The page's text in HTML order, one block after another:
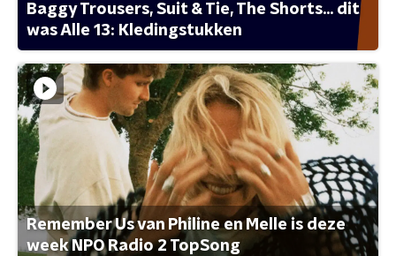
Baggy Trousers, Suit & Tie, The Shorts... dit
was Alle 13: Kledingstukken
Remember Us van Philine en Melle is deze
week NPO Radio 2 TopSong